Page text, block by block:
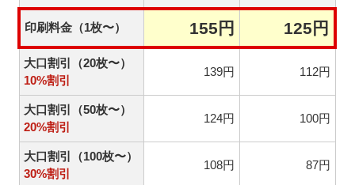
印刷料金（1枚〜） 155円 125円
大口割引（20枚〜）
10%割引
139円 112円
大口割引（50枚〜）
20%割引
124円 100円
大口割引（100枚〜）
30%割引
108円 87円